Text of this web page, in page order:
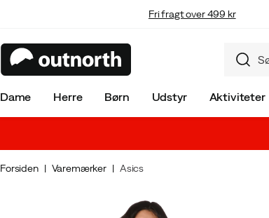
Fri fragt over 499 kr
Dame Herre Børn Udstyr Aktiviteter
Forsiden Varemærker Asics